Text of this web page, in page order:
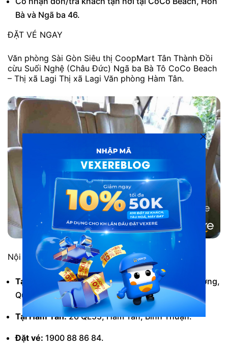
Bà và Ngã ba 46.
ĐẶT VÉ NGAY
Văn phòng Sài Gòn Siêu thị CoopMart Tân Thành Đồi
cừu Suối Nghệ (Châu Đức) Ngã ba Bà Tô CoCo Beach
– Thị xã Lagi Thị xã Lagi Văn phòng Hàm Tân.
Nội thất hãng xe Thuỷ Hà Linh
Tại Sài Gòn:JJ4, Đường DD5, Khu dân cư An Sương,
Quận 12.
Tại Hàm Tân:26 QL55, Hàm Tân, Bình Thuận.
Đặt vé: 1900 88 86 84.